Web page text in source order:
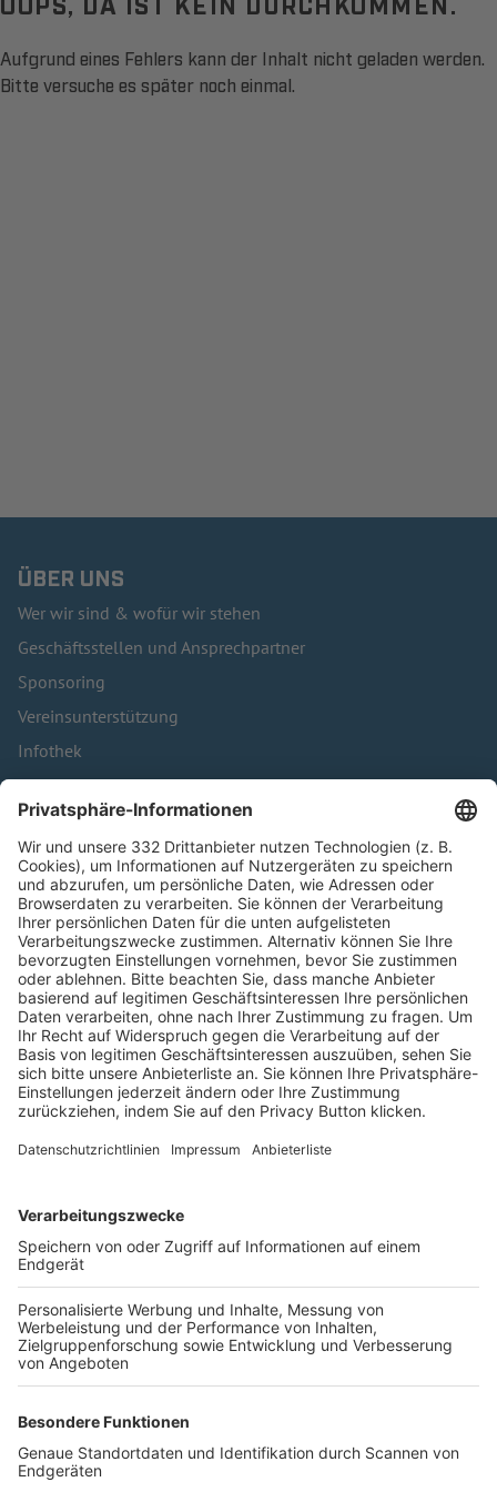
Aufgrund eines Fehlers kann der Inhalt nicht geladen werden.
Bitte versuche es später noch einmal.
ÜBER UNS
Wer wir sind & wofür wir stehen
Geschäftsstellen und Ansprechpartner
Sponsoring
Vereinsunterstützung
Infothek
Kontakt
HÄUFIG BESUCHTE SEITEN
Pässe und Vereinswechsel
Trainerausbildung
Schulungsangebot Vereinsmitarbeiter
BFV-Geschäftsstellen
Trainerbörse
Login SpielPlus
FOLGE DEM BFV
TOP-VEREINE
TOP-PARTNER